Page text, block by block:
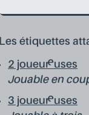
Les étiquettes
2 joueur·euses
Jouable en
3 joueur·euses